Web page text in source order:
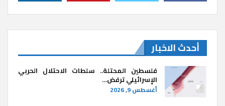
أحدث الاخبار
فلسطين المحتلة.. سلطات الاحتلال الحربي
الإسرائيلي ترفض…
أغسطس 9, 2026